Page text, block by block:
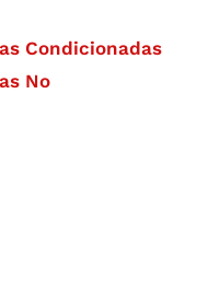
Condicionadas
No